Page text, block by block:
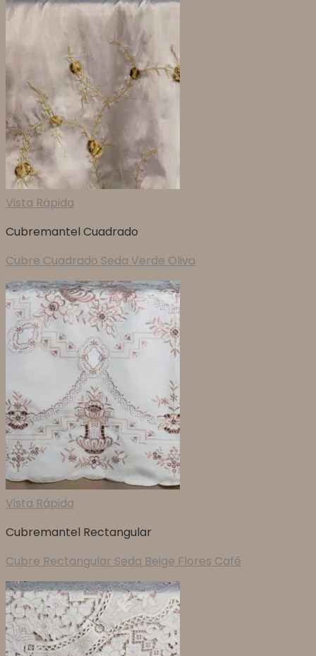
Vista Rápida
Cubremantel Cuadrado
Cubre Cuadrado Seda Verde Oliva
Vista Rápida
Cubremantel Rectangular
Cubre Rectangular Seda Beige Flores Café